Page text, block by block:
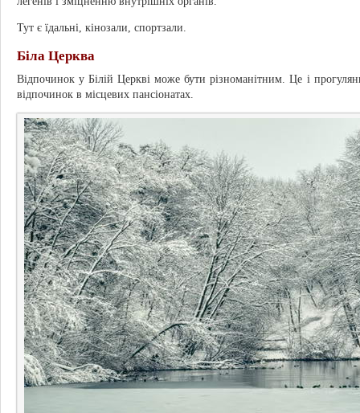
Тут є їдальні, кінозали, спортзали.
Біла Церква
Відпочинок у Білій Церкві може бути різноманітним. Це і
відпочинок в місцевих пансіонатах.